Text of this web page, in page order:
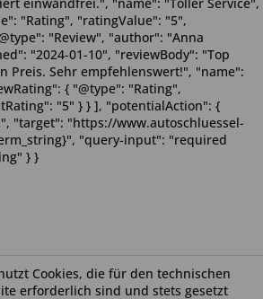
Cookies, die für den technischen
erforderlich sind und stets gesetzt
"Rating", "ratingValue": "5",
"Review", "author": "Anna
"2024-01-10", "reviewBody": "Top
Preis. Sehr empfehlenswert!", "name":
{ "@type": "Rating",
"5" } } ], "potentialAction": {
"target": "https://www.autoschluessel-
"query-input": "required
} }